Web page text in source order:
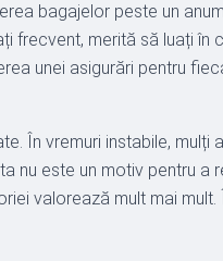
bagajelor peste un
frecvent, merită să luați în
unei asigurări pentru
În vremuri instabile, mulți
nu este un motiv pentru a
valorează mult mai mult.